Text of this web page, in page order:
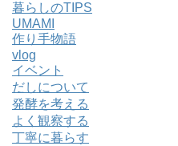
暮らしのTIPS
UMAMI
作り手物語
vlog
イベント
だしについて
発酵を考える
よく観察する
丁寧に暮らす